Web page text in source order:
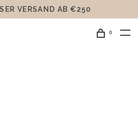
VERSAND AB €250
0